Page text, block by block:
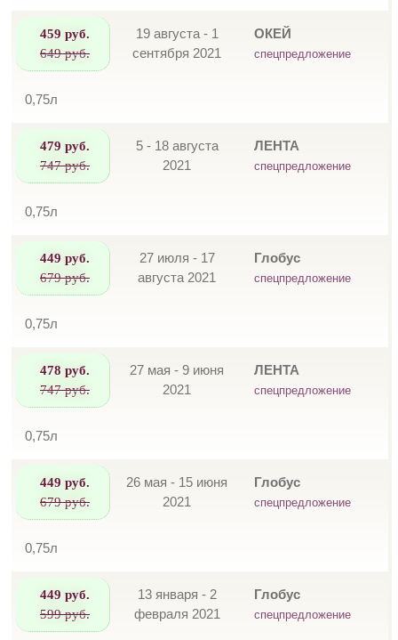
459 руб.
649 руб.
19 августа - 1
сентября 2021
ОКЕЙ
спецпредложение
0,75л
479 руб.
747 руб.
5 - 18 августа
2021
ЛЕНТА
спецпредложение
0,75л
449 руб.
679 руб.
27 июля - 17
августа 2021
Глобус
спецпредложение
0,75л
478 руб.
747 руб.
27 мая - 9 июня
2021
ЛЕНТА
спецпредложение
0,75л
449 руб.
679 руб.
26 мая - 15 июня
2021
Глобус
спецпредложение
0,75л
449 руб.
599 руб.
13 января - 2
февраля 2021
Глобус
спецпредложение